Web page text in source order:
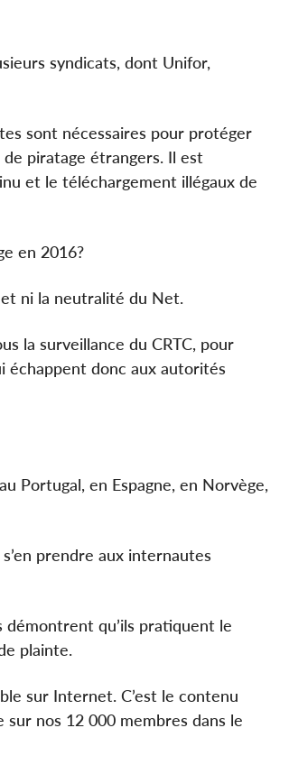
syndicats, dont Unifor,
sont nécessaires pour protéger
piratage étrangers. Il est
et le téléchargement illégaux de
en 2016?
ni la neutralité du Net.
la surveillance du CRTC, pour
échappent donc aux autorités
Portugal, en Espagne, en Norvège,
prendre aux internautes
qu’ils pratiquent le
plainte.
sur Internet. C’est le contenu
nos 12 000 membres dans le